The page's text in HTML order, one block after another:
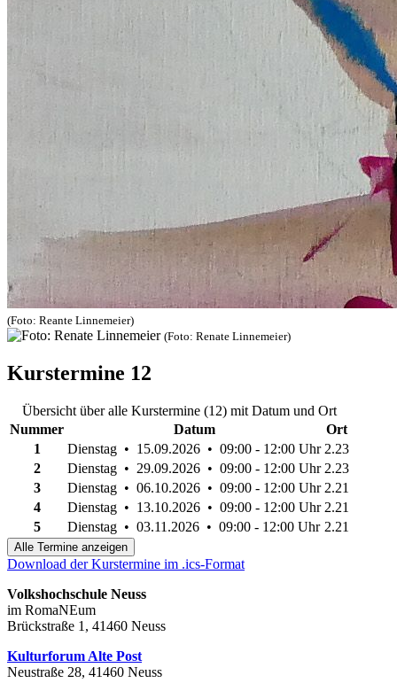
(Foto: Reante Linnemeier)
(Foto: Renate Linnemeier)
Kurstermine 12
Übersicht über alle Kurstermine (12) mit Datum und Ort
Nummer
Datum
Ort
1
Dienstag • 15.09.2026 • 09:00 - 12:00 Uhr 2.23
2
Dienstag • 29.09.2026 • 09:00 - 12:00 Uhr 2.23
3
Dienstag • 06.10.2026 • 09:00 - 12:00 Uhr 2.21
4
Dienstag • 13.10.2026 • 09:00 - 12:00 Uhr 2.21
5
Dienstag • 03.11.2026 • 09:00 - 12:00 Uhr 2.21
Alle Termine anzeigen
Download der Kurstermine im .ics-Format
Volkshochschule Neuss
im RomaNEum
Brückstraße 1, 41460 Neuss
Kulturforum Alte Post
Neustraße 28, 41460 Neuss